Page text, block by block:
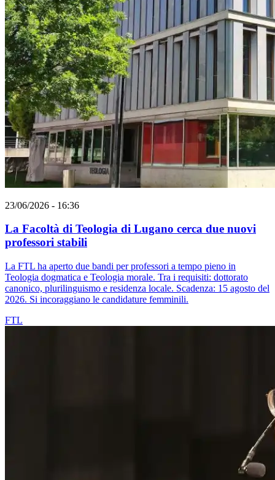
23/06/2026 - 16:36
La Facoltà di Teologia di Lugano cerca due nuovi
professori stabili
La FTL ha aperto due bandi per professori a tempo pieno in
Teologia dogmatica e Teologia morale. Tra i requisiti: dottorato
canonico, plurilinguismo e residenza locale. Scadenza: 15 agosto del
2026. Si incoraggiano le candidature femminili.
FTL